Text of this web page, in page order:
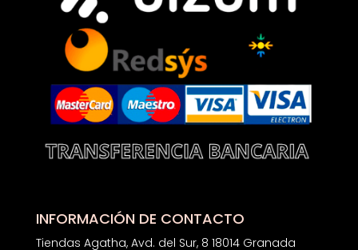
INFORMACIÓN DE CONTACTO
Tiendas Agatha, Avd. del Sur, 8 18014 Granada